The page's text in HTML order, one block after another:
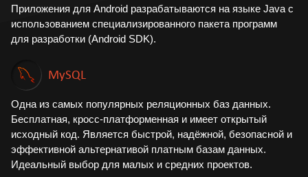
Приложения для Android разрабатываются на языке Java c
использованием специализированного пакета программ
для разработки (Android SDK).
MySQL
Одна из самых популярных реляционных баз данных.
Бесплатная, кросс-платформенная и имеет открытый
исходный код. Является быстрой, надёжной, безопасной и
эффективной альтернативой платным базам данных.
Идеальный выбор для малых и средних проектов.